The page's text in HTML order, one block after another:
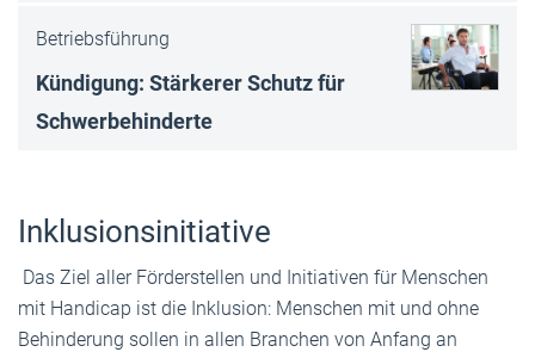
Betriebsführung
Kündigung: Stärkerer Schutz für
Schwerbehinderte
Inklusionsinitiative
Das Ziel aller Förderstellen und Initiativen für Menschen
mit Handicap ist die Inklusion: Menschen mit und ohne
Behinderung sollen in allen Branchen von Anfang an